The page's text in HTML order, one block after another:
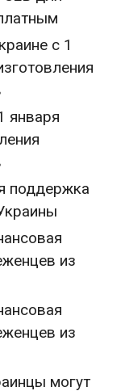
с 1
января
поддержка
из
из
могут